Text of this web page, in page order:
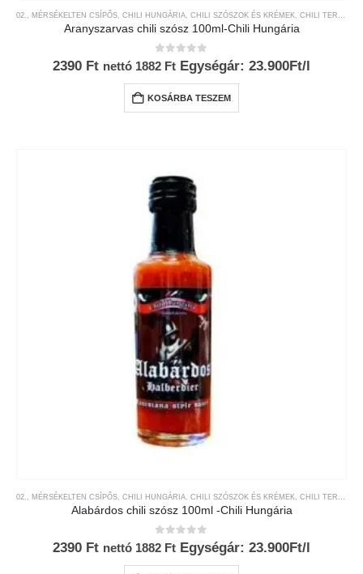
02., MÉRSÉKELTEN CSÍPŐS, CHILI HUNGÁRIA, CHILI SZÓSZOK ÉS KRÉMEK, CHILI TERMÉKEK
Aranyszarvas chili szósz 100ml-Chili Hungária
0 az 5-ből
2390 Ft nettó 1882 Ft Egységár: 23.900Ft/l
KOSÁRBA TESZEM
02., MÉRSÉKELTEN CSÍPŐS, CHILI HUNGÁRIA, CHILI SZÓSZOK ÉS KRÉMEK, CHILI TERMÉKEK
Alabárdos chili szósz 100ml -Chili Hungária
0 az 5-ből
2390 Ft nettó 1882 Ft Egységár: 23.900Ft/l